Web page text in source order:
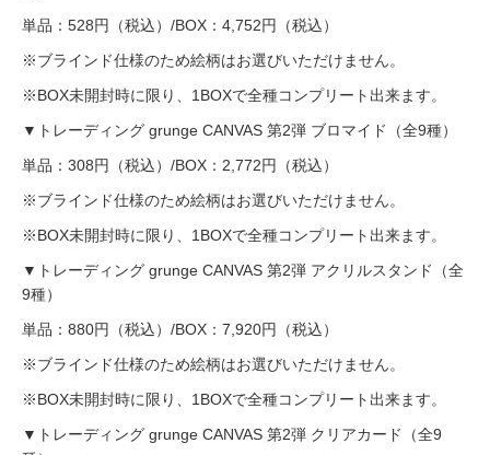
単品：528円（税込）/BOX：4,752円（税込）
※ブラインド仕様のため絵柄はお選びいただけません。
※BOX未開封時に限り、1BOXで全種コンプリート出来ます。
▼トレーディング grunge CANVAS 第2弾 ブロマイド（全9種）
単品：308円（税込）/BOX：2,772円（税込）
※ブラインド仕様のため絵柄はお選びいただけません。
※BOX未開封時に限り、1BOXで全種コンプリート出来ます。
▼トレーディング grunge CANVAS 第2弾 アクリルスタンド（全
9種）
単品：880円（税込）/BOX：7,920円（税込）
※ブラインド仕様のため絵柄はお選びいただけません。
※BOX未開封時に限り、1BOXで全種コンプリート出来ます。
▼トレーディング grunge CANVAS 第2弾 クリアカード（全9